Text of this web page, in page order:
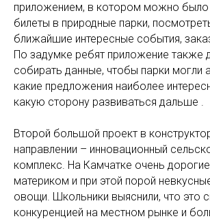
приложением, в котором можно было
билеты в природные парки,
ближайшие интересные события,
По задумке ребят приложение также
собирать данные, чтобы парки могли
какие предложения наиболее
какую сторону развиваться дальше .
Второй большой проект в
направлении – инновационный
комплекс. На Камчатке очень
материком и при этой порой
овощи. Школьники выяснили, что это
конкуренцией на местном рынке и